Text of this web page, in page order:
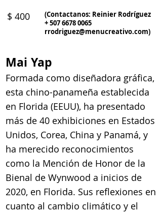
$ 400
(Contactanos: Reinier Rodríguez
+507 6678 0065
rrodriguez@menucreativo.com)
Mai Yap
Formada como diseñadora gráfica,
esta chino-panameña establecida
en Florida (EEUU), ha presentado
más de 40 exhibiciones en Estados
Unidos, Corea, China y Panamá, y
ha merecido reconocimientos
como la Mención de Honor de la
Bienal de Wynwood a inicios de
2020, en Florida. Sus reflexiones en
cuanto al cambio climático y el